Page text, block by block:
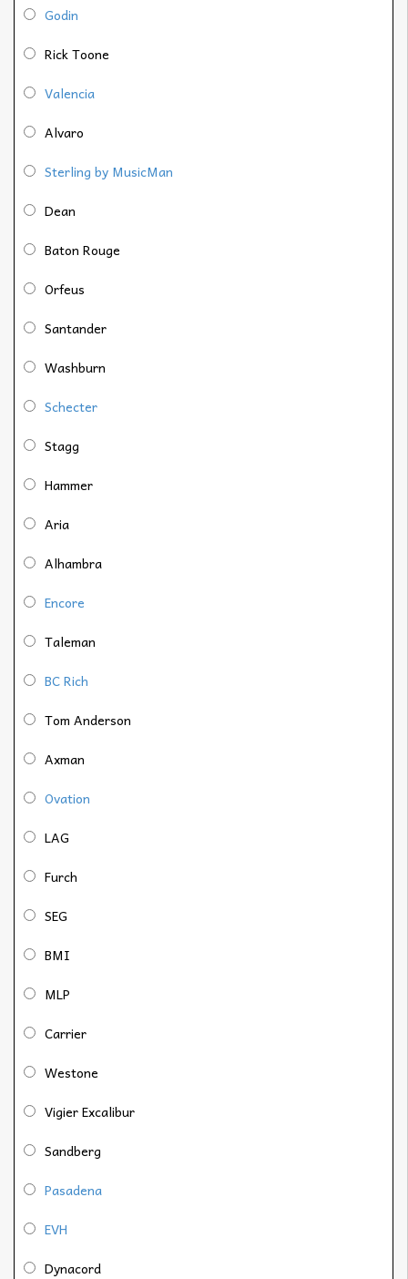
Godin
Rick Toone
Valencia
Alvaro
Sterling by MusicMan
Dean
Baton Rouge
Orfeus
Santander
Washburn
Schecter
Stagg
Hammer
Aria
Alhambra
Encore
Taleman
BC Rich
Tom Anderson
Axman
Ovation
LAG
Furch
SEG
BMI
MLP
Carrier
Westone
Vigier Excalibur
Sandberg
Pasadena
EVH
Dynacord